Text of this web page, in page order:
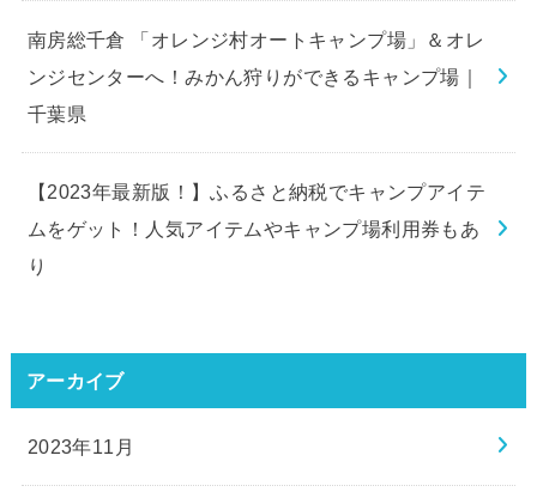
南房総千倉 「オレンジ村オートキャンプ場」＆オレ
ンジセンターへ！みかん狩りができるキャンプ場｜
千葉県
【2023年最新版！】ふるさと納税でキャンプアイテ
ムをゲット！人気アイテムやキャンプ場利用券もあ
り
アーカイブ
2023年11月